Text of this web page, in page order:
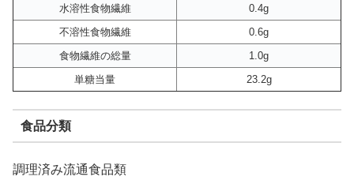
水溶性食物繊維
0.4g
不溶性食物繊維
0.6g
食物繊維の総量
1.0g
単糖当量
23.2g
食品分類
調理済み流通食品類